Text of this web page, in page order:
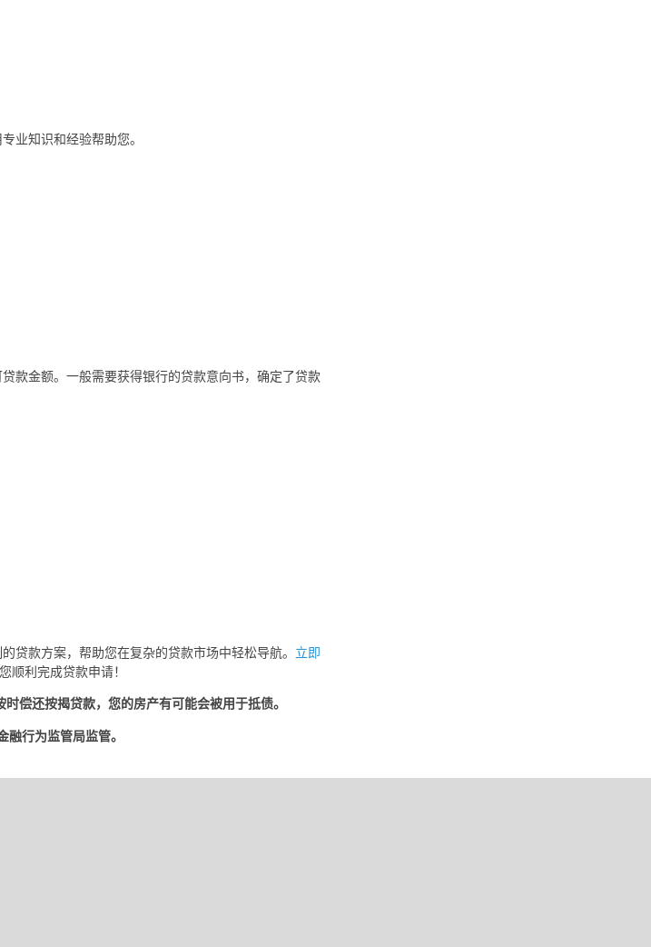
业知识和经验帮助您。
款金额。一般需要获得银行的贷款意向书，确定了贷款
贷款方案，帮助您在复杂的贷款市场中轻松导航。 立即
顺利完成贷款申请！
时偿还按揭贷款，您的房产有可能会被用于抵债。
融行为监管局监管。